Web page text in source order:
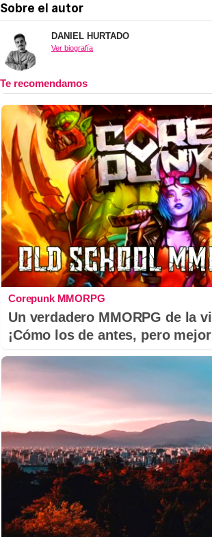
Sobre el autor
DANIEL HURTADO
Ver biografía
Corepunk MMORPG
Un verdadero MMORPG de la
¡Cómo los de antes, pero